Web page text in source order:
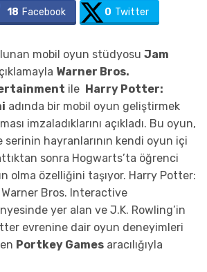
18 Facebook 0 Twitter
mobil oyun stüdyosu Jam
Warner Bros.
ile Harry Potter:
adında bir mobil oyun geliştirmek
imzaladıklarını açıkladı. Bu oyun,
hayranlarının kendi oyun içi
sonra Hogwarts’ta öğrenci
olma özelliğini taşıyor. Harry Potter:
Bros. Interactive
yer alan ve J.K. Rowling’in
evrenine dair oyun deneyimleri
Portkey Games aracılığıyla